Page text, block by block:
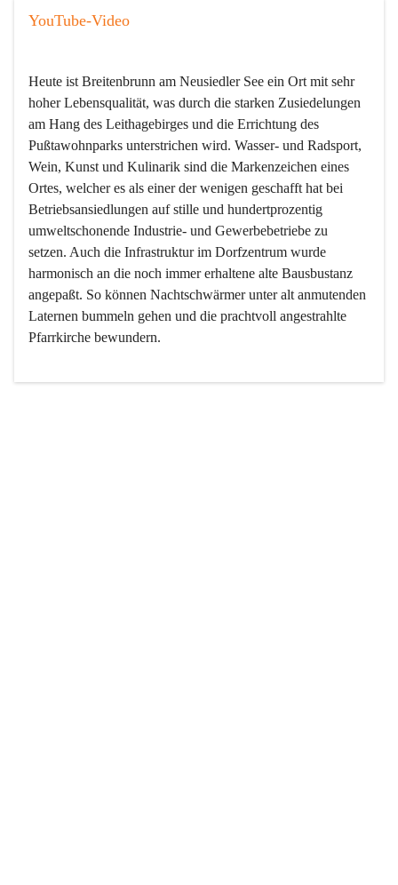
YouTube-Video
Heute ist Breitenbrunn am Neusiedler See ein Ort mit sehr
hoher Lebensqualität, was durch die starken Zusiedelungen
am Hang des Leithagebirges und die Errichtung des
Pußtawohnparks unterstrichen wird. Wasser- und Radsport,
Wein, Kunst und Kulinarik sind die Markenzeichen eines
Ortes, welcher es als einer der wenigen geschafft hat bei
Betriebsansiedlungen auf stille und hundertprozentig
umweltschonende Industrie- und Gewerbebetriebe zu
setzen. Auch die Infrastruktur im Dorfzentrum wurde
harmonisch an die noch immer erhaltene alte Bausbustanz
angepaßt. So können Nachtschwärmer unter alt anmutenden
Laternen bummeln gehen und die prachtvoll angestrahlte
Pfarrkirche bewundern.
Der Weinbau dominert heute nicht mehr, ist aber integrativer